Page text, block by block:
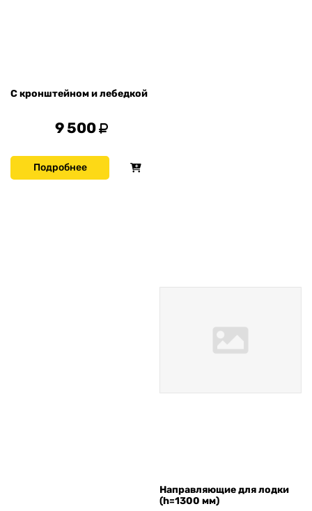
С кронштейном и лебедкой
9 500
Подробнее
Направляющие для лодки
(h=1300 мм)